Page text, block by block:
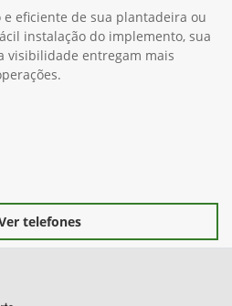
eficiente de sua plantadeira ou
instalação do implemento, sua
visibilidade entregam mais
telefones